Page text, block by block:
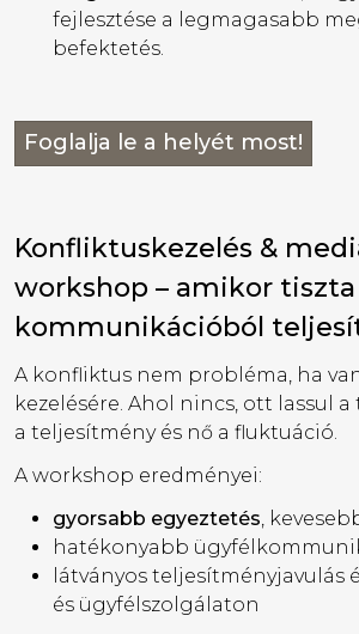
fejlesztése a legmagasabb
befektetés.
Foglalja le a helyét most!
Konfliktuskezelés &
workshop – amikor tiszta
kommunikációból
A konfliktus nem probléma, ha
kezelésére. Ahol nincs, ott lassul
a teljesítmény és nő a fluktuáció.
A workshop eredményei:
gyorsabb egyeztetés,
hatékonyabb
látványos teljesítményjavulás
és ügyfélszolgálaton